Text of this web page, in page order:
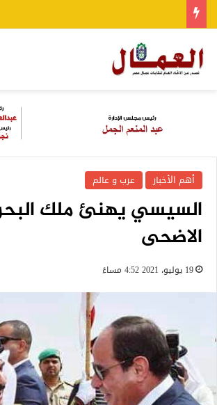
أهم الأخبار عرب و عالم
السيسي يهنئ ملك
الاضحى
19 يوليو، 2021 4:52 مساءً